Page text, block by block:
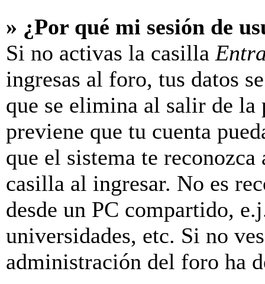
» ¿Por qué mi sesión de
Si no activas la casilla
ingresas al foro, tus datos
que se elimina al salir de
previene que tu cuenta
que el sistema te
casilla al ingresar. No es
desde un PC compartido,
universidades, etc. Si no
administración del foro ha